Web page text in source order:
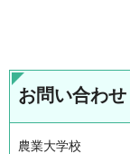
お問い合わせ
農業大学校